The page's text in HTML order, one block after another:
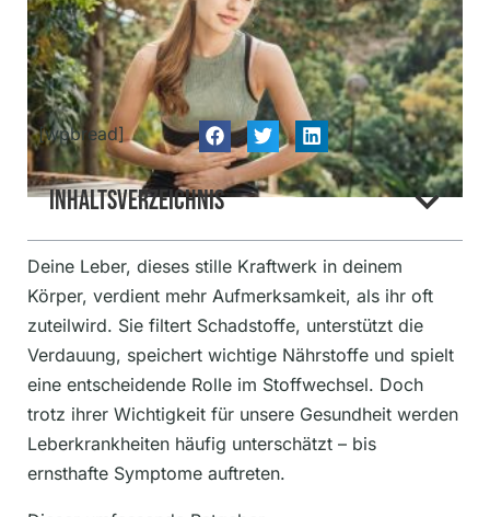
[wpbread]
Inhaltsverzeichnis
Deine Leber, dieses stille Kraftwerk in deinem
Körper, verdient mehr Aufmerksamkeit, als ihr oft
zuteilwird. Sie filtert Schadstoffe, unterstützt die
Verdauung, speichert wichtige Nährstoffe und spielt
eine entscheidende Rolle im Stoffwechsel. Doch
trotz ihrer Wichtigkeit für unsere Gesundheit werden
Leberkrankheiten häufig unterschätzt – bis
ernsthafte Symptome auftreten.